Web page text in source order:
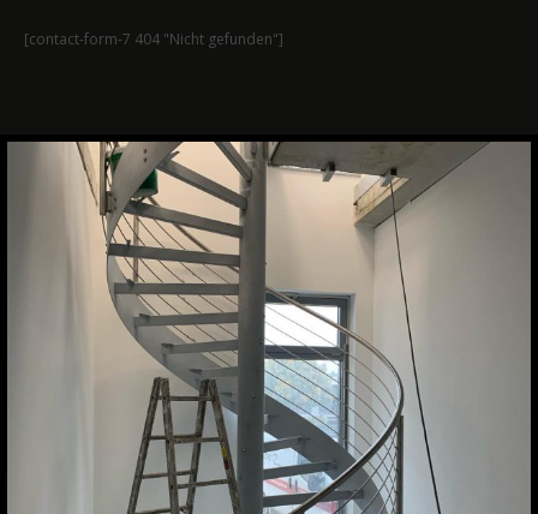
[contact-form-7 404 "Nicht gefunden"]